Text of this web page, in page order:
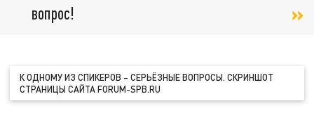
вопрос!
К ОДНОМУ ИЗ СПИКЕРОВ – СЕРЬЁЗНЫЕ ВОПРОСЫ. СКРИНШОТ
СТРАНИЦЫ САЙТА FORUM-SPB.RU